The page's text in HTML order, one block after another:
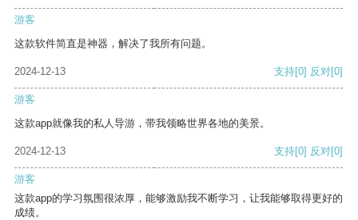
游客
这款软件简直是神器，解决了我所有问题。
2024-12-13 支持[0] 反对[0]
游客
这款app就像我的私人导游，带我领略世界各地的美景。
2024-12-13 支持[0] 反对[0]
游客
这款app的学习氛围很浓厚，能够激励我不断学习，让我能够取得更好的
成绩。